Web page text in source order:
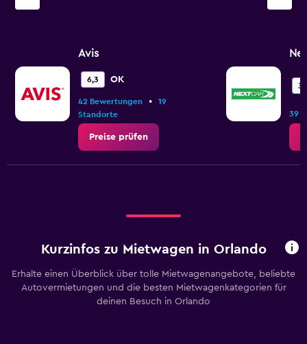
Avis
6,3 OK
42 Bewertungen •
19
Standorte
Preise prüfen
39
Kurzinfos zu Mietwagen in Orlando
Erhalte einen Überblick über tolle Mietwagenangebote, beliebte
Autovermietungen und die besten Mietwagenkategorien für
deinen Besuch in Orlando